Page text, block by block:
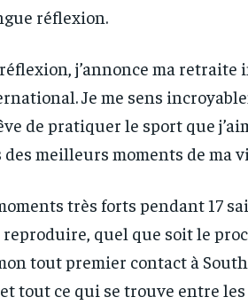
réflexion.
j’annonce ma retraite
Je me sens
de pratiquer le sport que
meilleurs moments de ma
très forts pendant 17
reproduire, quel que soit le
tout premier contact à
tout ce qui se trouve entre